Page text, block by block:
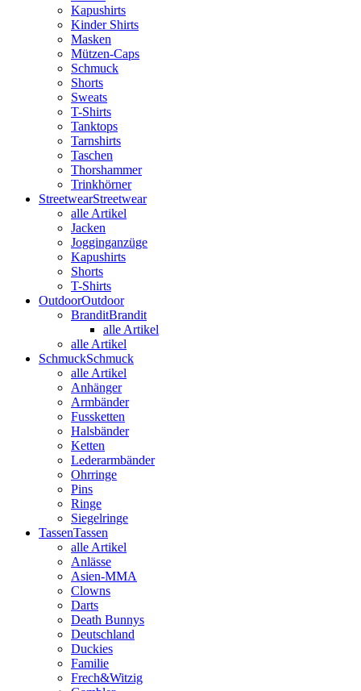
Kapushirts
Kinder Shirts
Masken
Mützen-Caps
Schmuck
Shorts
Sweats
T-Shirts
Tanktops
Tarnshirts
Taschen
Thorshammer
Trinkhörner
StreetwearStreetwear
alle Artikel
Jacken
Jogginganzüge
Kapushirts
Shorts
T-Shirts
OutdoorOutdoor
BranditBrandit
alle Artikel
alle Artikel
SchmuckSchmuck
alle Artikel
Anhänger
Armbänder
Fussketten
Halsbänder
Ketten
Lederarmbänder
Ohrringe
Pins
Ringe
Siegelringe
TassenTassen
alle Artikel
Anlässe
Asien-MMA
Clowns
Darts
Death Bunnys
Deutschland
Duckies
Familie
Frech&Witzig